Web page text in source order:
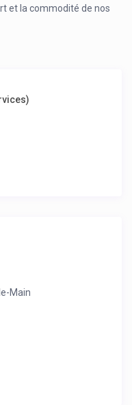
et la commodité de nos
Main